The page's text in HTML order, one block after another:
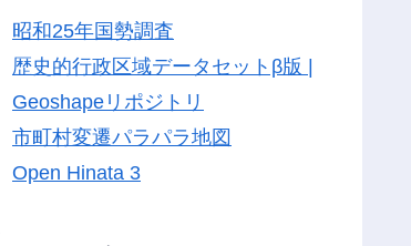
昭和25年国勢調査
歴史的行政区域データセットβ版 |
Geoshapeリポジトリ
市町村変遷パラパラ地図
Open Hinata 3